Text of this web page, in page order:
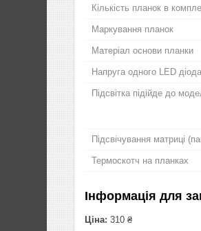
Кількість планок в
Маркування планок
Матеріал основи планки
Напруга одного LED діода
Підсвітка підійде до
Підсвічування матриці
Термоскотч на планках
Інформація для
Ціна: 310 ₴